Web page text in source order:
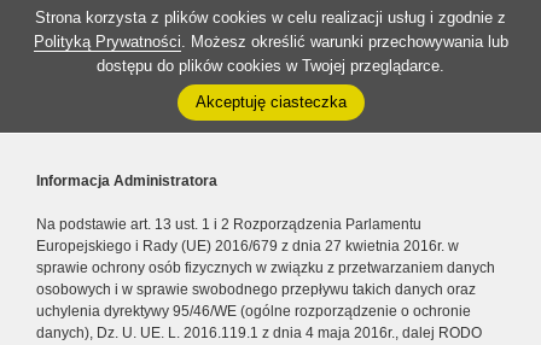
Strona korzysta z plików cookies w celu realizacji usług i zgodnie z
Polityką Prywatności. Możesz określić warunki przechowywania lub
dostępu do plików cookies w Twojej przeglądarce.
Akceptuję ciasteczka
Informacja Administratora
Na podstawie art. 13 ust. 1 i 2 Rozporządzenia Parlamentu
Europejskiego i Rady (UE) 2016/679 z dnia 27 kwietnia 2016r. w
sprawie ochrony osób fizycznych w związku z przetwarzaniem danych
osobowych i w sprawie swobodnego przepływu takich danych oraz
uchylenia dyrektywy 95/46/WE (ogólne rozporządzenie o ochronie
danych), Dz. U. UE. L. 2016.119.1 z dnia 4 maja 2016r., dalej RODO